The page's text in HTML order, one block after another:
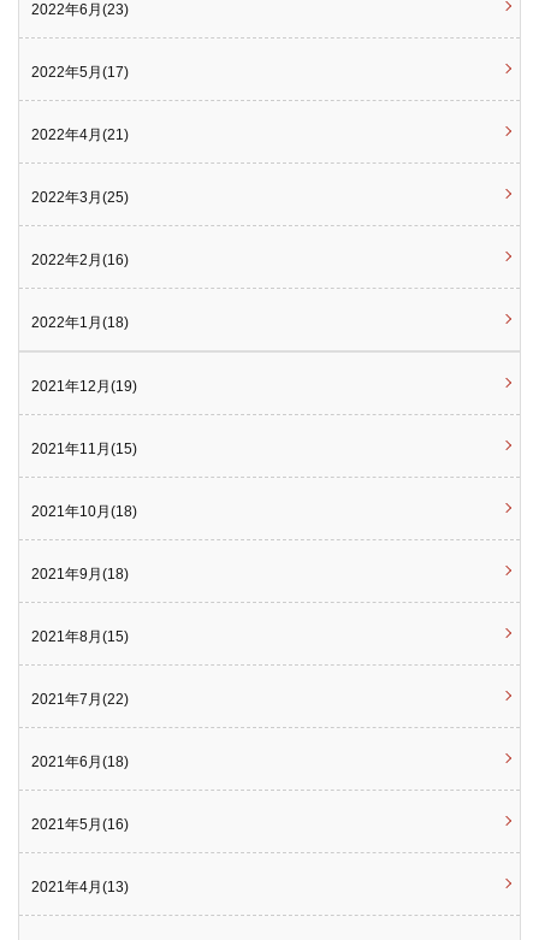
2022年6月(23)
2022年5月(17)
2022年4月(21)
2022年3月(25)
2022年2月(16)
2022年1月(18)
2021年12月(19)
2021年11月(15)
2021年10月(18)
2021年9月(18)
2021年8月(15)
2021年7月(22)
2021年6月(18)
2021年5月(16)
2021年4月(13)